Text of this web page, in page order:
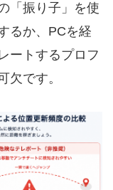
「振り子」を使
るか、PCを経
ートするプロフ
欠です。